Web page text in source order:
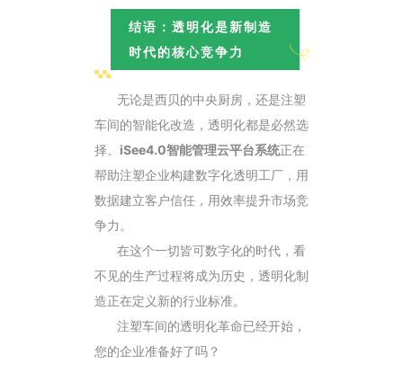
结语：透明化是新制造
时代的核心竞争力
无论是西贝的中央厨房，还是注塑
车间的智能化改造，透明化都是必然选
择。 iSee4.0智能管理云平台系统正在
帮助注塑企业构建数字化透明工厂，用
数据建立客户信任，用效率提升市场竞
争力。
在这个一切皆可数字化的时代，看
不见的生产过程将成为历史，透明化制
造正在定义新的行业标准。
注塑车间的透明化革命已经开始，
您的企业准备好了吗？